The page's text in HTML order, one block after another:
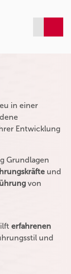
in einer
Entwicklung
Grundlagen
und
von
erfahrenen
und